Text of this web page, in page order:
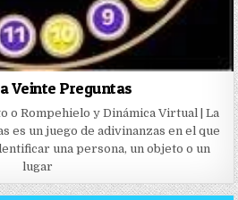
Veinte Preguntas
o Rompehielo y Dinámica Virtual | La
es un juego de adivinanzas en el que
una persona, un objeto o un
lugar